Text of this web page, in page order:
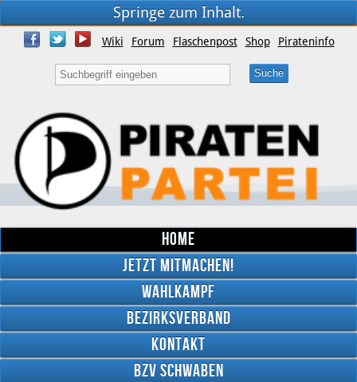
Springe zum Inhalt.
Wiki Forum Flaschenpost Shop Pirateninfo
Home
Jetzt mitmachen!
Wahlkampf
Bezirksverband
Kontakt
BzV Schwaben